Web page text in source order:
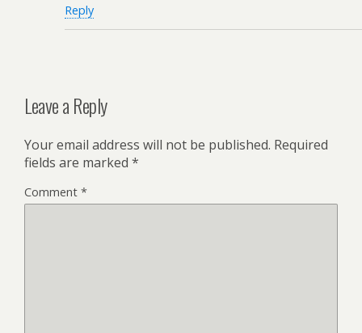
Reply
Leave a Reply
Your email address will not be published. Required
fields are marked *
Comment *